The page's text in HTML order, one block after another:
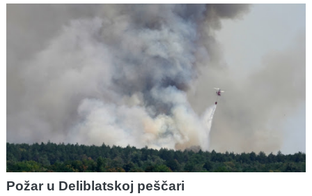
Požar u Deliblatskoj peščari